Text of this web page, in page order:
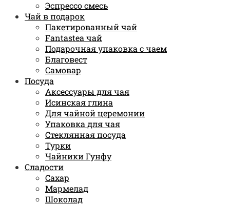
Эспрессо смесь
Чай в подарок
Пакетированный чай
Fantastea чай
Подарочная упаковка с чаем
Благовест
Самовар
Посуда
Аксессуары для чая
Исинская глина
Для чайной церемонии
Упаковка для чая
Стеклянная посуда
Турки
Чайники Гунфу
Сладости
Сахар
Мармелад
Шоколад